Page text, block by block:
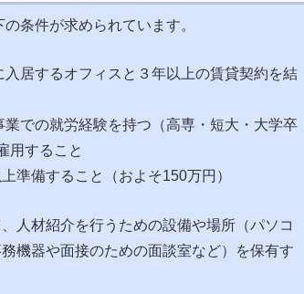
条件が求められています。
入居するオフィスと３年以上の賃貸契約を結
業での就労経験を持つ（高専・短大・大学卒
用すること
準備すること（およそ150万円）
人材紹介を行うための設備や場所（パソコ
機器や面接のための面談室など）を保有す